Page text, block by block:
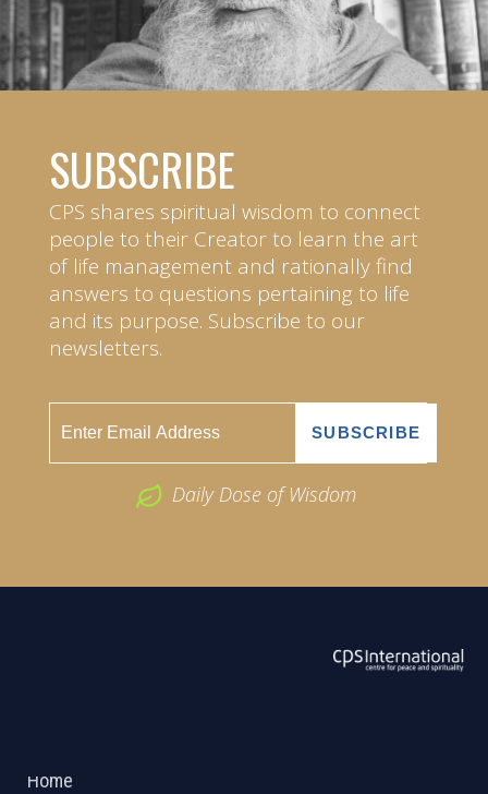
SUBSCRIBE
CPS shares spiritual wisdom to connect
people to their Creator to learn the art
of life management and rationally find
answers to questions pertaining to life
and its purpose. Subscribe to our
newsletters.
Daily Dose of Wisdom
Home